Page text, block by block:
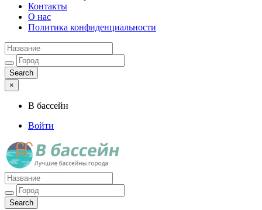
Контакты
О нас
Политика конфиденциальности
×
В бассейн
Войти
Лучшие бассейны города